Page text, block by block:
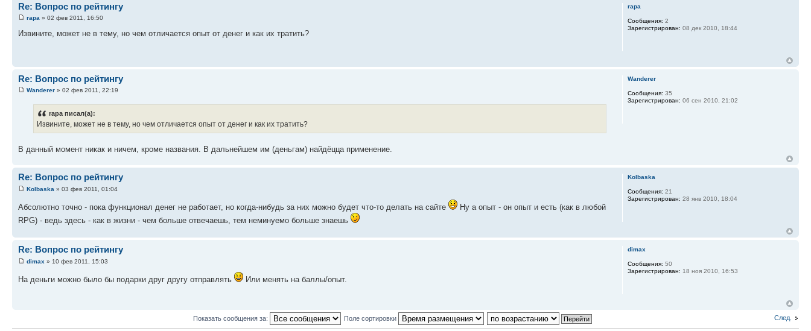
Re: Вопрос по рейтингу
rapa » 02 фев 2011, 16:50
Извините, может не в тему, но чем отличается опыт от денег и как их тратить?
rapa
Сообщения: 2
Зарегистрирован: 08 дек 2010, 18:44
Re: Вопрос по рейтингу
Wanderer » 02 фев 2011, 22:19
rapa писал(а):
Извините, может не в тему, но чем отличается опыт от денег и как их тратить?
В данный момент никак и ничем, кроме названия. В дальнейшем им (деньгам) найдёцца применение.
Wanderer
Сообщения: 35
Зарегистрирован: 06 сен 2010, 21:02
Re: Вопрос по рейтингу
Kolbaska » 03 фев 2011, 01:04
Абсолютно точно - пока функционал денег не работает, но когда-нибудь за них можно будет что-то делать на сайте
Ну а опыт - он опыт и есть (как в любой
RPG) - ведь здесь - как в жизни - чем больше отвечаешь, тем неминуемо больше знаешь
Kolbaska
Сообщения: 21
Зарегистрирован: 28 янв 2010, 18:04
Re: Вопрос по рейтингу
dimax » 10 фев 2011, 15:03
На деньги можно было бы подарки друг другу отправлять Или менять на баллы/опыт.
dimax
Сообщения: 50
Зарегистрирован: 18 ноя 2010, 16:53
След.
Показать сообщения за: Поле сортировки